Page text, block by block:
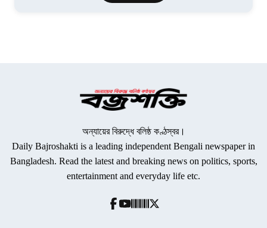
অন্যায়ের বিরুদ্ধে বলিষ্ঠ কণ্ঠস্বর।
Daily Bajroshakti is a leading independent Bengali newspaper in
Bangladesh. Read the latest and breaking news on politics, sports,
entertainment and everyday life etc.